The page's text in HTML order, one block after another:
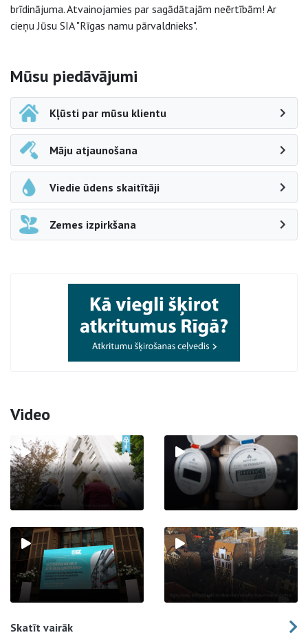
brīdinājuma. Atvainojamies par sagādātajām neērtībām! Ar
cieņu Jūsu SIA "Rīgas namu pārvaldnieks".
Sāna navigācija
Mūsu piedāvājumi
Kļūsti par mūsu klientu
Māju atjaunošana
Viedie ūdens skaitītāji
Zemes izpirkšana
Video
Skatīt vairāk